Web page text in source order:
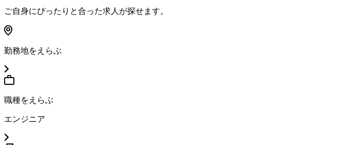
ご自身にぴったりと合った求人が探せます。
勤務地をえらぶ
職種をえらぶ
エンジニア